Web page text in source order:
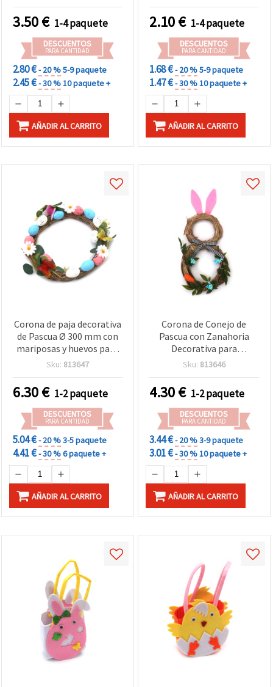
3.50€ 1-4 paquete
DESCUENTOS
PARA CANTIDAD
2.80 €- 20 %5-9 paquete
2.45 €- 30 %10 paquete +
AÑADIR AL CARRITO
2.10€ 1-4 paquete
DESCUENTOS
PARA CANTIDAD
1.68 €- 20 %5-9 paquete
1.47 €- 30 %10 paquete +
AÑADIR AL CARRITO
Corona de paja decorativa
de Pascua Ø 300 mm con
mariposas y huevos para
manualidades
Sku: 813647
6.30€ 1-2 paquete
DESCUENTOS
PARA CANTIDAD
5.04 €- 20 %3-5 paquete
4.41 €- 30 %6 paquete +
AÑADIR AL CARRITO
Corona de Conejo de
Pascua con Zanahoria
Decorativa para
Manualidades, 320 x 150
Sku: 813646
4.30€ 1-2 paquete
DESCUENTOS
PARA CANTIDAD
3.44 €- 20 %3-9 paquete
3.01 €- 30 %10 paquete +
AÑADIR AL CARRITO